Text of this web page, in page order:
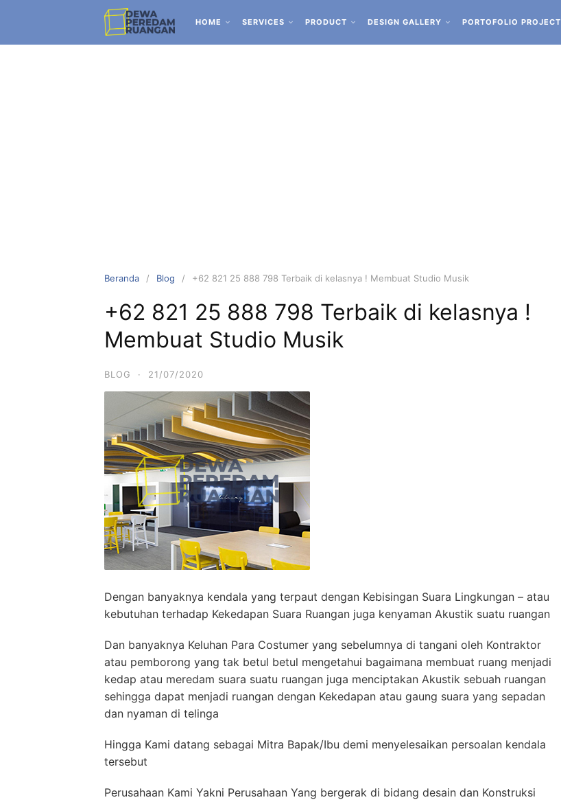
HOME SERVICES PRODUCT DESIGN GALLERY PORTOFOLIO PROJECT
Beranda Blog +62 821 25 888 798 Terbaik di kelasnya ! Membuat Studio Musik
+62 821 25 888 798 Terbaik di kelasnya !
Membuat Studio Musik
BLOG · 21/07/2020
Dengan banyaknya kendala yang terpaut dengan Kebisingan Suara Lingkungan – atau
kebutuhan terhadap Kekedapan Suara Ruangan juga kenyaman Akustik suatu ruangan
Dan banyaknya Keluhan Para Costumer yang sebelumnya di tangani oleh Kontraktor
atau pemborong yang tak betul betul mengetahui bagaimana membuat ruang menjadi
kedap atau meredam suara suatu ruangan juga menciptakan Akustik sebuah ruangan
sehingga dapat menjadi ruangan dengan Kekedapan atau gaung suara yang sepadan
dan nyaman di telinga
Hingga Kami datang sebagai Mitra Bapak/Ibu demi menyelesaikan persoalan kendala
tersebut
Perusahaan Kami Yakni Perusahaan Yang bergerak di bidang desain dan Konstruksi